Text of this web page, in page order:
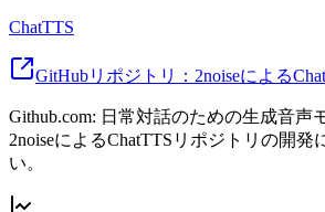
ChatTTS
GitHubリポジトリ：2noiseによる
Github.com: 日常対話のための生成音声
2noiseによるChatTTSリポジトリの開発
い。